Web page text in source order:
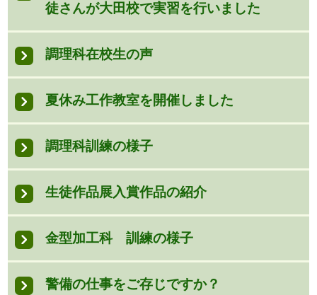
徒さんが大田校で実習を行いました
調理科在校生の声
夏休み工作教室を開催しました
調理科訓練の様子
生徒作品展入賞作品の紹介
金型加工科 訓練の様子
警備の仕事をご存じですか？